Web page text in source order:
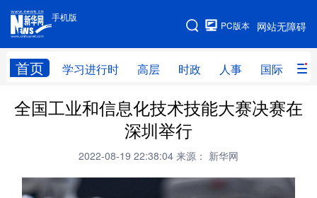
手机版
网站无障碍
PC版本
首页 学习进行时 高层 时政 人事 国际 财
手机版
网站地图
学习进行时 高层 时政 人事
财经 网评
全球连线
全国工业和信息化技术技能大赛决赛在
深圳举行
2022-08-19 22:38:04 来源： 新华网